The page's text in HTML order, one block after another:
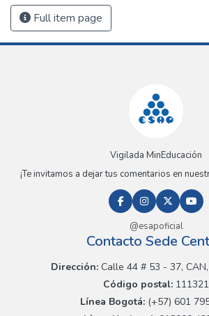
Full item page
Vigilada MinEducación
¡Te invitamos a dejar tus comentarios en
@esapoficial
Contacto Sede
Dirección:Calle 44 # 53 - 37, CAN,
Código postal: 111321
Línea Bogotá:(+57) 601